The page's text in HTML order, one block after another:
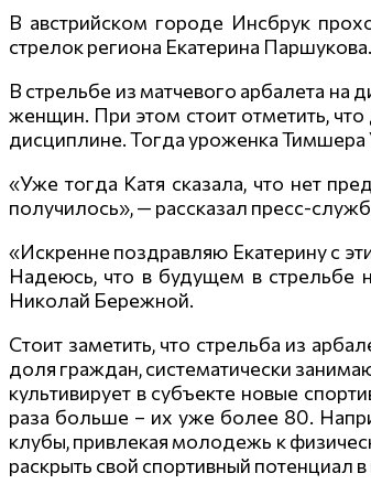
В австрийском городе Инсбрук
стрелок региона Екатерина Паршукова.
В стрельбе из матчевого арбалета
женщин. При этом стоит отметить,
дисциплине. Тогда уроженка Тимшера
«Уже тогда Катя сказала, что нет
получилось», — рассказал пресс-
«Искренне поздравляю Екатерину с
Надеюсь, что в будущем в стрельбе
Николай Бережной.
Стоит заметить, что стрельба из
доля граждан, систематически
культивирует в субъекте новые
раза больше – их уже более 80.
клубы, привлекая молодежь к
раскрыть свой спортивный потенциал